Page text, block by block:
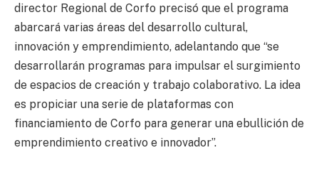
director Regional de Corfo precisó que el programa
abarcará varias áreas del desarrollo cultural,
innovación y emprendimiento, adelantando que “se
desarrollarán programas para impulsar el surgimiento
de espacios de creación y trabajo colaborativo. La idea
es propiciar una serie de plataformas con
financiamiento de Corfo para generar una ebullición de
emprendimiento creativo e innovador”.